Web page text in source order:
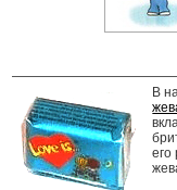
В
его